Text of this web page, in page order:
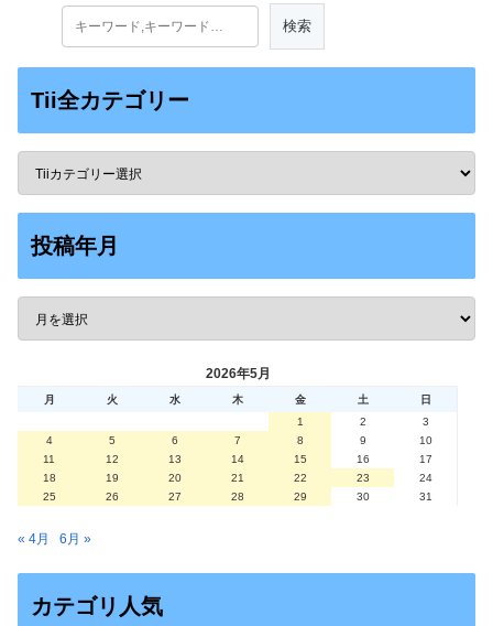
Tii全カテゴリー
投稿年月
2026年5月
月 火 水 木 金 土
日
1
2
3
4
5 6 7 8 9
10
11
12 13 14 15 16
17
18
19 20 21 22 23
24
25
26 27 28 29 30 31
« 4月 6月 »
カテゴリ人気